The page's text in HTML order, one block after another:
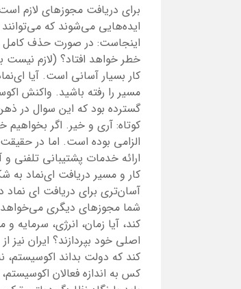
برای دریافت مجوزهای لازم
ایده‌هایی می‌شوند که
اینجاست: در صورت حذف کامل
خطر خواهد افتاد؟ (لازم نیست
کار بسیار آسانی است. آیا
مسیر را رفته باشید. واکنش
گسترده بود که این سوال در
کوتاه: آری و خیر. اگر بخواهیم
الزامی بوده است. اما در
ارائه خدمات پشتیبانی تلفنی
کار و مسیر دریافت ای‌نماد
آسان‌تری برای دریافت ای نماد
شما مجوزهای دیگری
کند، آیا زمان، انرژی،
اصلی خود بپردازند؟ ایران نیز
کند که دولت بداند
کس به اندازه فعالان